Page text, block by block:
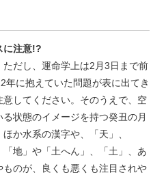
に注意!?
だし、運命学上は2月3日まで前
に抱えていた問題が表に出てき
してください。そのうえで、空
状態のイメージを持つ癸丑の月
か水系の漢字や、「天」、
「地」や「土へん」、「土」、あ
のが、良くも悪くも注目されや